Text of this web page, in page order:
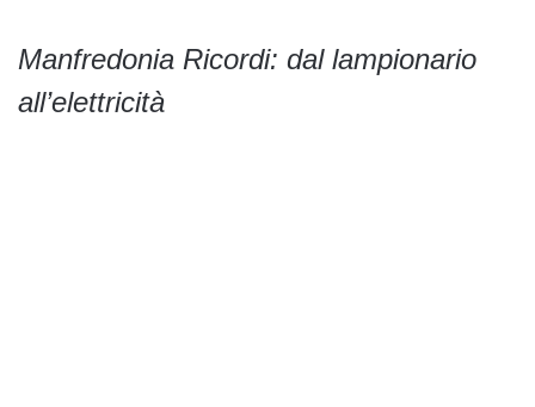
Manfredonia Ricordi: dal lampionario
all’elettricità